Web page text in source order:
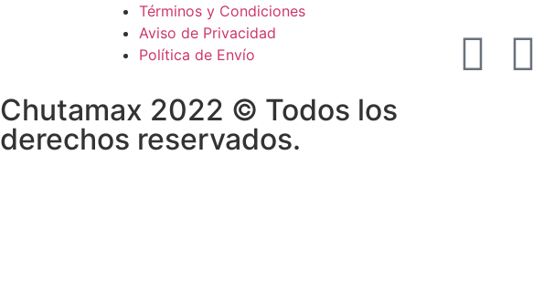
Términos y Condiciones
Aviso de Privacidad
Política de Envío
Chutamax 2022 © Todos los
derechos reservados.